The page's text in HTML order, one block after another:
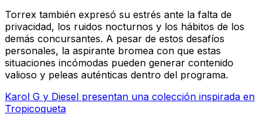
Torrex también expresó su estrés ante la falta de
privacidad, los ruidos nocturnos y los hábitos de los
demás concursantes. A pesar de estos desafíos
personales, la aspirante bromea con que estas
situaciones incómodas pueden generar contenido
valioso y peleas auténticas dentro del programa.
Karol G y Diesel presentan una colección inspirada en
Tropicoqueta